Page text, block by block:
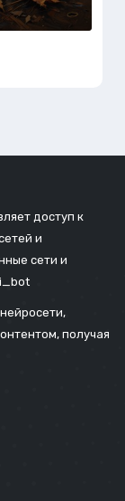
доступ к
и
сети и
получая